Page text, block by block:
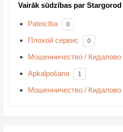
Vairāk sūdzības par Stargorod
Pateicība 0
Плохой сервис 0
Мошенничество / Кидалово
Apkalpošana 1
Мошенничество / Кидалово